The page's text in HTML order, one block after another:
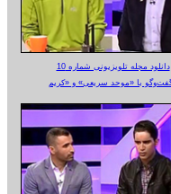
دانلود مجله تلویزیونی شماره 10